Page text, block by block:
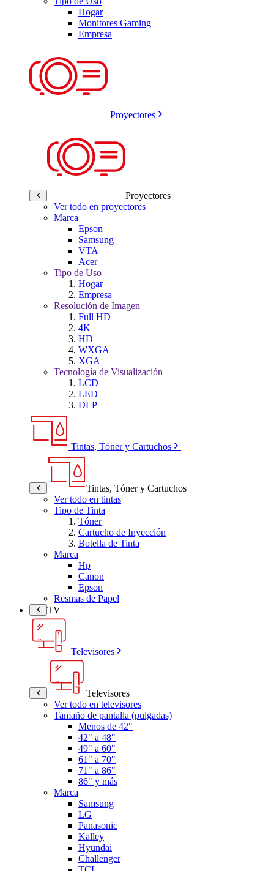
Hogar
Monitores Gaming
Empresa
Proyectores
Proyectores
Ver todo en proyectores
Marca
Epson
Samsung
VTA
Acer
Tipo de Uso
Hogar
Empresa
Resolución de Imagen
Full HD
4K
HD
WXGA
XGA
Tecnología de Visualización
LCD
LED
DLP
Tintas, Tóner y Cartuchos
Tintas, Tóner y Cartuchos
Ver todo en tintas
Tipo de Tinta
Tóner
Cartucho de Inyección
Botella de Tinta
Marca
Hp
Canon
Epson
Resmas de Papel
TV
Televisores
Televisores
Ver todo en televisores
Tamaño de pantalla (pulgadas)
Menos de 42"
42" a 48"
49" a 60"
61" a 70"
71" a 86"
86" y más
Marca
Samsung
LG
Panasonic
Kalley
Hyundai
Challenger